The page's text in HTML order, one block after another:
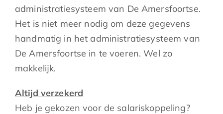
administratiesysteem van De Amersfoortse.
Het is niet meer nodig om deze gegevens
handmatig in het administratiesysteem van
De Amersfoortse in te voeren. Wel zo
makkelijk.
Altijd verzekerd
Heb je gekozen voor de salariskoppeling?